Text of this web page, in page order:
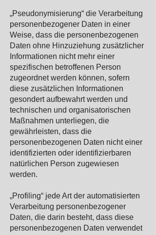
„Pseudonymisierung“ die Verarbeitung
personenbezogener Daten in einer
Weise, dass die personenbezogenen
Daten ohne Hinzuziehung zusätzlicher
Informationen nicht mehr einer
spezifischen betroffenen Person
zugeordnet werden können, sofern
diese zusätzlichen Informationen
gesondert aufbewahrt werden und
technischen und organisatorischen
Maßnahmen unterliegen, die
gewährleisten, dass die
personenbezogenen Daten nicht einer
identifizierten oder identifizierbaren
natürlichen Person zugewiesen
werden.
„Profiling“ jede Art der automatisierten
Verarbeitung personenbezogener
Daten, die darin besteht, dass diese
personenbezogenen Daten verwendet